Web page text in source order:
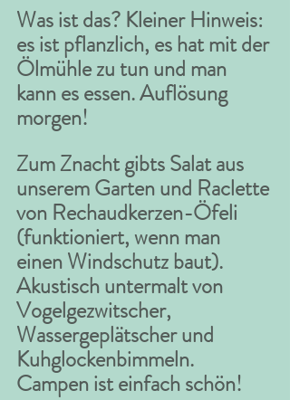
Was ist das? Kleiner Hinweis:
es ist pflanzlich, es hat mit der
Ölmühle zu tun und man
kann es essen. Auflösung
morgen!
Zum Znacht gibts Salat aus
unserem Garten und Raclette
von Rechaudkerzen-Öfeli
(funktioniert, wenn man
einen Windschutz baut).
Akustisch untermalt von
Vogelgezwitscher,
Wassergeplätscher und
Kuhglockenbimmeln.
Campen ist einfach schön!